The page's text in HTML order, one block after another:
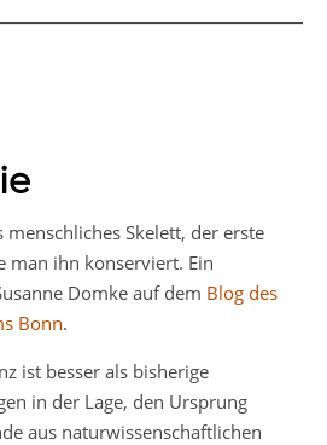
menschliches Skelett, der erste
man ihn konserviert. Ein
Domke auf dem Blog des
Bonn.
ist besser als bisherige
in der Lage, den Ursprung
aus naturwissenschaftlichen